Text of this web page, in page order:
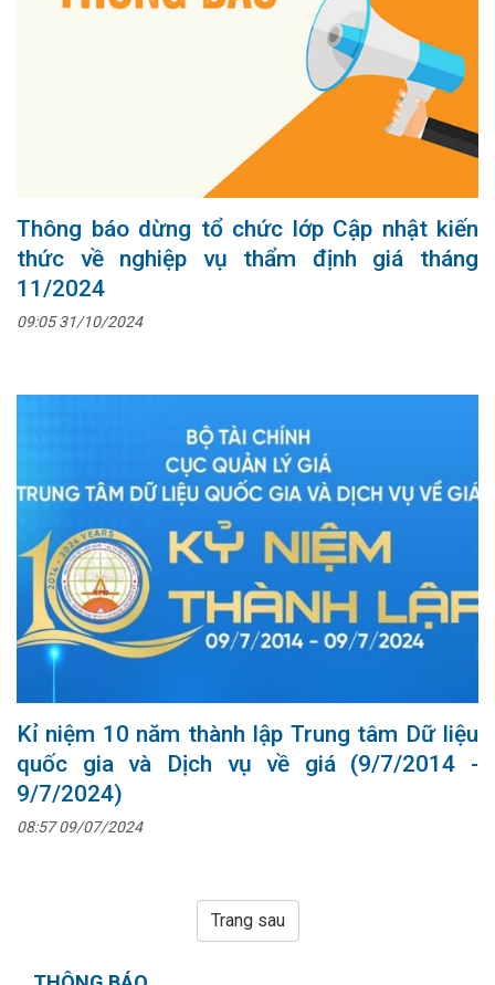
Thông báo dừng tổ chức lớp Cập nhật kiến
thức về nghiệp vụ thẩm định giá tháng
11/2024
09:05 31/10/2024
Kỉ niệm 10 năm thành lập Trung tâm Dữ liệu
quốc gia và Dịch vụ về giá (9/7/2014 -
9/7/2024)
08:57 09/07/2024
Trang sau
Đề tài khoa học cấp Bộ: HOÀN THIỆN